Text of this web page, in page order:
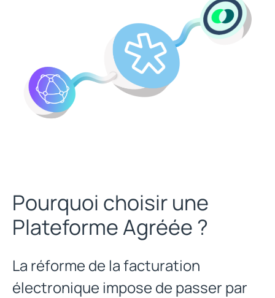
Pourquoi choisir une
Plateforme Agréée ?
La réforme de la facturation
électronique impose de passer par